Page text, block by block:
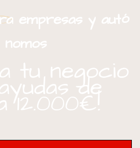
empresas y autó
nomos
tu negocio
de
12.000€!